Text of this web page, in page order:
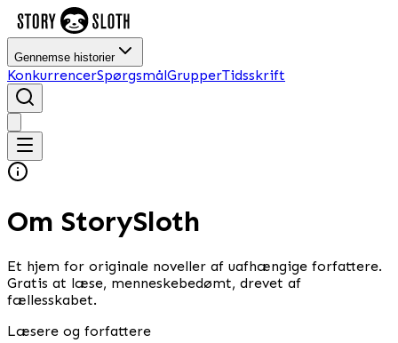
Gennemse historier
KonkurrencerSpørgsmålGrupperTidsskrift
Om StorySloth
Et hjem for originale noveller af uafhængige forfattere.
Gratis at læse, menneskebedømt, drevet af
fællesskabet.
Læsere og forfattere